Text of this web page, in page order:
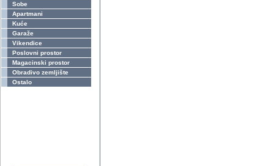
Sobe
Apartmani
Kuće
Garaže
Vikendice
Poslovni prostor
Magacinski prostor
Obradivo zemljište
Ostalo